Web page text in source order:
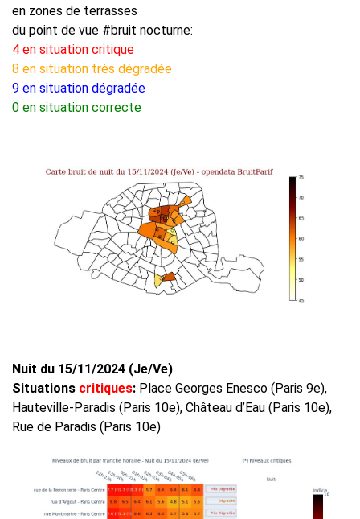
en zones de terrasses
du point de vue #bruit nocturne:
4 en situation critique
8 en situation très dégradée
9 en situation dégradée
0 en situation correcte
Nuit du 15/11/2024 (Je/Ve)
Situations critiques: Place Georges Enesco (Paris 9e),
Hauteville-Paradis (Paris 10e), Château d’Eau (Paris 10e),
Rue de Paradis (Paris 10e)